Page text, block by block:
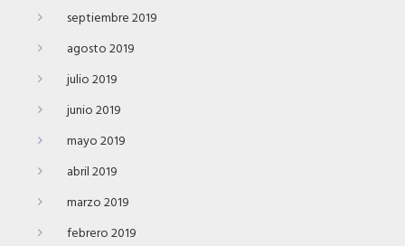
septiembre 2019
agosto 2019
julio 2019
junio 2019
mayo 2019
abril 2019
marzo 2019
febrero 2019